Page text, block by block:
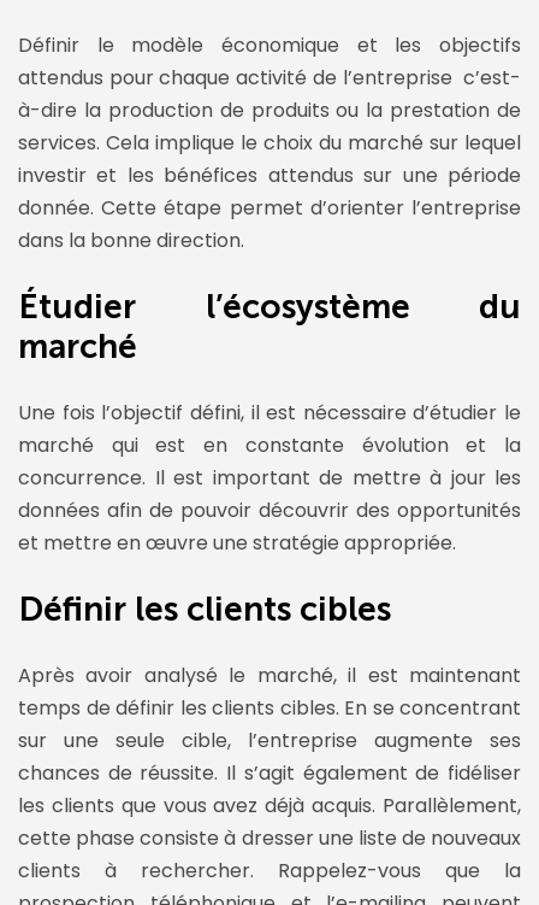
Définir le modèle économique et les objectifs
attendus pour chaque activité de l’entreprise c’est-
à-dire la production de produits ou la prestation de
services. Cela implique le choix du marché sur lequel
investir et les bénéfices attendus sur une période
donnée. Cette étape permet d’orienter l’entreprise
dans la bonne direction.
Étudier l’écosystème du
marché
Une fois l’objectif défini, il est nécessaire d’étudier le
marché qui est en constante évolution et la
concurrence. Il est important de mettre à jour les
données afin de pouvoir découvrir des opportunités
et mettre en œuvre une stratégie appropriée.
Définir les clients cibles
Après avoir analysé le marché, il est maintenant
temps de définir les clients cibles. En se concentrant
sur une seule cible, l’entreprise augmente ses
chances de réussite. Il s’agit également de fidéliser
les clients que vous avez déjà acquis. Parallèlement,
cette phase consiste à dresser une liste de nouveaux
clients à rechercher. Rappelez-vous que la